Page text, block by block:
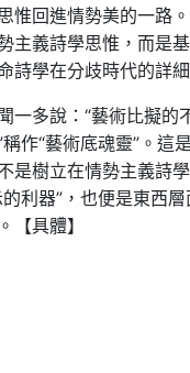
惟回進情勢美的一路
主義詩學思惟，而是
詩學在分歧時代的詳
聞一多說：“藝術比擬的
稱作“藝術底魂靈”。
是樹立在情勢主義詩
的利器”，也便是東西
【具體】